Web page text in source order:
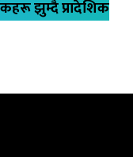
झुम्दै प्रादेशिक